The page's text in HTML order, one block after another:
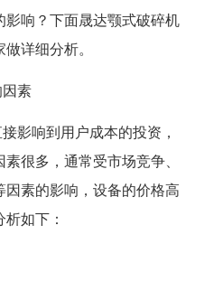
响？下面晟达颚式破碎机
详细分析。
素
影响到用户成本的投资，
很多，通常受市场竞争、
素的影响，设备的价格高
如下：